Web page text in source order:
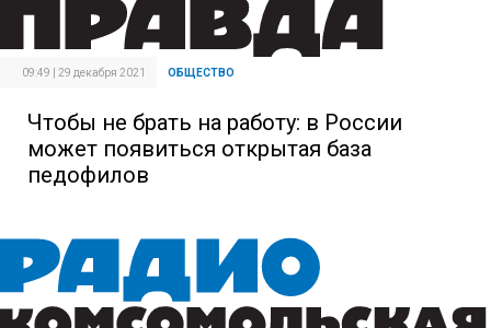
09:49 | 29 декабря 2021 ОБЩЕСТВО
Чтобы не брать на работу: в России
может появиться открытая база
педофилов